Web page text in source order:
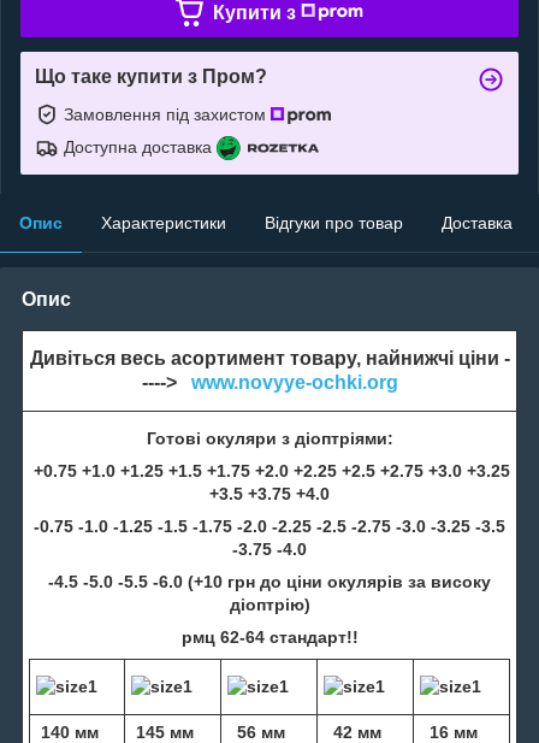
Купити з
Що таке купити з Пром?
Замовлення під захистом
Доступна доставка
Опис Характеристики Відгуки про товар Доставка
Опис
Дивіться весь асортимент товару, найнижчі ціни -
----> www.novyye-ochki.org
Готові окуляри з діоптріями:
+0.75 +1.0 +1.25 +1.5 +1.75 +2.0 +2.25 +2.5 +2.75 +3.0 +3.25
+3.5 +3.75 +4.0
-0.75 -1.0 -1.25 -1.5 -1.75 -2.0 -2.25 -2.5 -2.75 -3.0 -3.25 -3.5
-3.75 -4.0
-4.5 -5.0 -5.5 -6.0 (+10 грн до ціни окулярів за високу
діоптрію)
рмц 62-64 стандарт!!
140 мм 145 мм 56 мм 42 мм 16 мм